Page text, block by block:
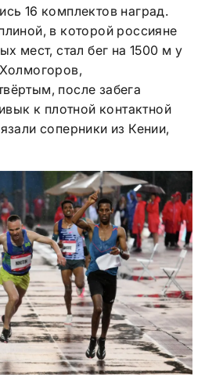
16 комплектов наград.
в которой россияне
мест, стал бег на 1500 м у
после забега
к плотной контактной
соперники из Кении,